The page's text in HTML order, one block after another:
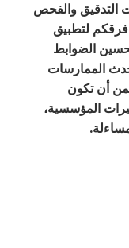
التدقيق والفحص
لتطبيق
الضوابط
الممارسات
أن تكون
المؤسسية،